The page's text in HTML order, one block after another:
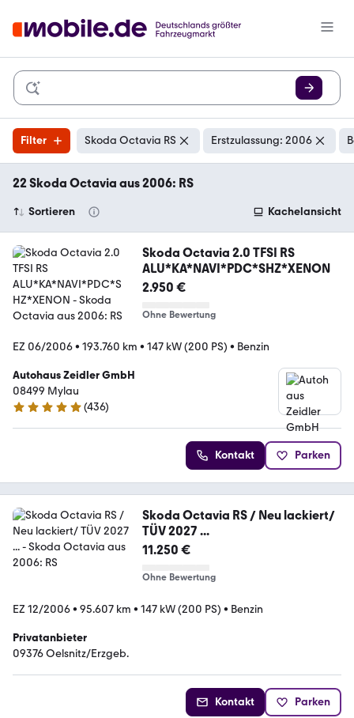
Filter Skoda Octavia RS Erstzulassung: 2006
22 Skoda Octavia aus 2006: RS
Sortieren Kachelansicht
Skoda Octavia 2.0 TFSI RS
ALU*KA*NAVI*PDC*SHZ*XENON
2.950 €
Ohne Bewertung
EZ 06/2006• 193.760 km • 147 kW (200 PS) • Benzin
Autohaus Zeidler GmbH
08499 Mylau
5 Sterne
(436)
Kontakt Parken
Skoda Octavia RS / Neu lackiert/
TÜV 2027 ...
11.250 €
Ohne Bewertung
EZ 12/2006• 95.607 km • 147 kW (200 PS) • Benzin
Privatanbieter
09376 Oelsnitz/Erzgeb.
Kontakt Parken